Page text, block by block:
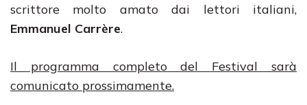
scrittore molto amato dai lettori italiani,
Emmanuel Carrère.
Il programma completo del Festival sarà
comunicato prossimamente.